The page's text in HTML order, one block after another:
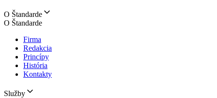
O Štandarde
O Štandarde
Firma
Redakcia
Princípy
História
Kontakty
Služby